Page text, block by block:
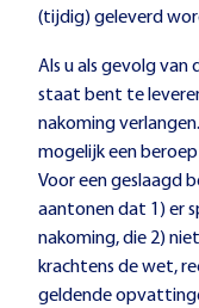
(tijdig) geleverd
Als u als gevolg van
staat bent te
nakoming
mogelijk een
Voor een geslaagd
aantonen dat 1) er
nakoming, die 2)
krachtens de wet,
geldende